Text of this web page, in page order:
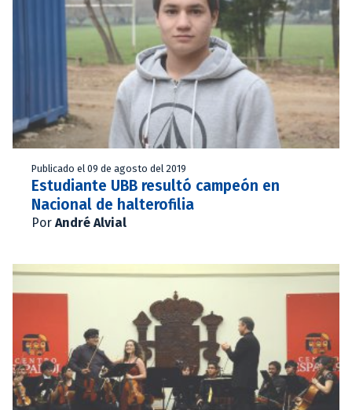
Publicado el 09 de agosto del 2019
Estudiante UBB resultó campeón en
Nacional de halterofilia
Por André Alvial